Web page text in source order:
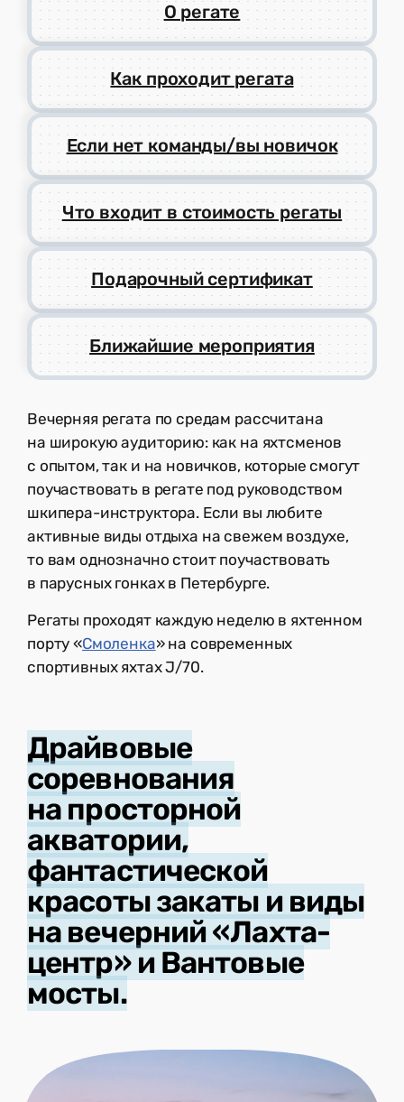
О регате
Как проходит регата
Если нет команды/вы новичок
Что входит в стоимость регаты
Подарочный сертификат
Ближайшие мероприятия
Вечерняя регата по средам рассчитана
на широкую аудиторию: как на яхтсменов
с опытом, так и на новичков, которые смогут
поучаствовать в регате под руководством
шкипера-инструктора. Если вы любите
активные виды отдыха на свежем воздухе,
то вам однозначно стоит поучаствовать
в парусных гонках в Петербурге.
Регаты проходят каждую неделю в яхтенном
порту «Смоленка» на современных
спортивных яхтах J/70.
Драйвовые
соревнования
на просторной
акватории,
фантастической
красоты закаты и виды
на вечерний «Лахта-
центр» и Вантовые
мосты.